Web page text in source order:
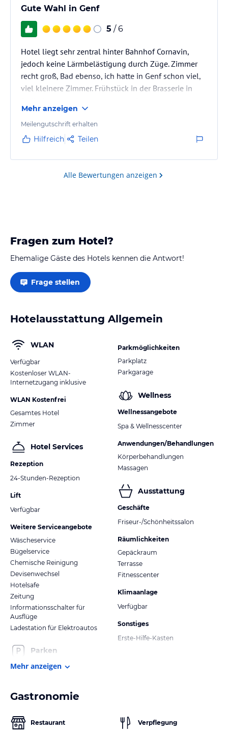
Gute Wahl in Genf
5 / 6
Hotel liegt sehr zentral hinter Bahnhof Cornavin,
jedoch keine Lärmbelästigung durch Züge. Zimmer
recht groß, Bad ebenso, ich hatte in Genf schon viel,
viel kleinere Zimmer. Frühstück in der Brasserie in
Wunsch selbst kochen kann. Abendessen in der
Brasserie auch lecker. Büros von IEC bzw ISO in 15
min zu Fuß zu erreichen.
Mehr anzeigen
Meilengutschrift erhalten
Hilfreich Teilen
Alle Bewertungen anzeigen
Fragen zum Hotel?
Ehemalige Gäste des Hotels kennen die Antwort!
Frage stellen
Hotelausstattung Allgemein
WLAN
Verfügbar
Kostenloser WLAN-
Internetzugang inklusive
WLAN Kostenfrei
Gesamtes Hotel
Zimmer
Hotel Services
Rezeption
24-Stunden-Rezeption
Lift
Verfügbar
Weitere Serviceangebote
Wäscheservice
Bügelservice
Chemische Reinigung
Devisenwechsel
Hotelsafe
Zeitung
Informationsschalter für
Ausflüge
Ladestation für Elektroautos
Parken
Parkmöglichkeiten
Parkplatz
Parkgarage
Wellness
Wellnessangebote
Spa & Wellnesscenter
Anwendungen/Behandlungen
Körperbehandlungen
Massagen
Ausstattung
Geschäfte
Friseur-/Schönheitssalon
Räumlichkeiten
Gepäckraum
Terrasse
Fitnesscenter
Klimaanlage
Verfügbar
Sonstiges
Erste-Hilfe-Kasten
Mehr anzeigen
Gastronomie
Restaurant Verpflegung